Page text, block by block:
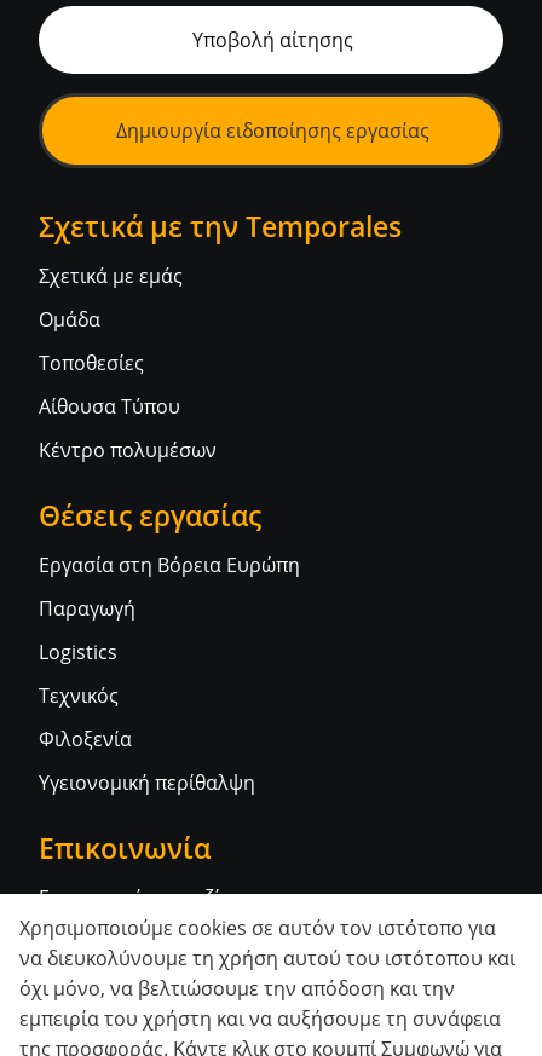
Υποβολή αίτησης
Δημιουργία ειδοποίησης εργασίας
Σχετικά με την Temporales
Σχετικά με εμάς
Ομάδα
Τοποθεσίες
Αίθουσα Τύπου
Κέντρο πολυμέσων
Θέσεις εργασίας
Εργασία στη Βόρεια Ευρώπη
Παραγωγή
Logistics
Τεχνικός
Φιλοξενία
Υγειονομική περίθαλψη
Επικοινωνία
Επικοινωνήστε μαζί μας
Κοινωνικά δίκτυα
Χρησιμοποιούμε cookies σε αυτόν τον ιστότοπο για
να διευκολύνουμε τη χρήση αυτού του ιστότοπου και
όχι μόνο, να βελτιώσουμε την απόδοση και την
εμπειρία του χρήστη και να αυξήσουμε τη συνάφεια
της προσφοράς. Κάντε κλικ στο κουμπί Συμφωνώ για